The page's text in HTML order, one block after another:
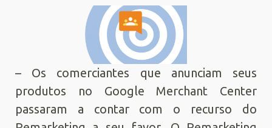
– Os comerciantes que anunciam seus
produtos no Google Merchant Center
passaram a contar com o recurso do